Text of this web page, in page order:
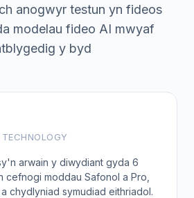
anogwyr testun yn fideos
modelau fideo AI mwyaf
y byd
arwain y diwydiant gyda 6
cefnogi moddau Safonol a Pro,
chydlyniad symudiad eithriadol.